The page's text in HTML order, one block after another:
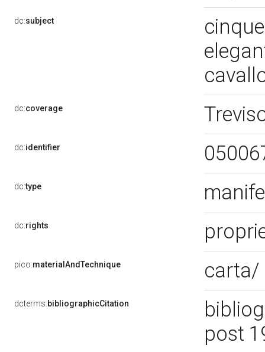
dc:subject
dc:coverage
dc:identifier
dc:type
dc:rights
pico:materialAndTechnique carta/
dcterms:bibliographicCitation
post